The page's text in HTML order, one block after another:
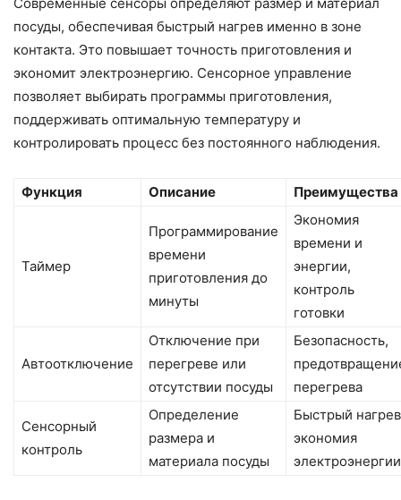
посуды, обеспечивая быстрый нагрев именно в зоне
контакта. Это повышает точность приготовления и
экономит электроэнергию. Сенсорное управление
позволяет выбирать программы приготовления,
поддерживать оптимальную температуру и
контролировать процесс без постоянного наблюдения.
Функция Описание Преимущества
Таймер
Программирование
времени
приготовления до
минуты
Экономия
времени и
энергии,
контроль
готовки
Автоотключение
Отключение при
перегреве или
отсутствии посуды
Безопасность,
перегрева
Сенсорный
контроль
Определение
размера и
материала посуды
Быстрый
экономия
электроэнергии